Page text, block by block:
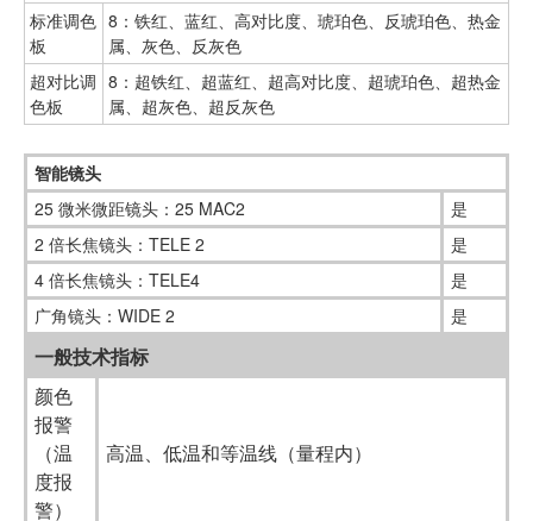
标准调色
板
8：铁红、蓝红、高对比度、琥珀色、反琥珀色、热金
属、灰色、反灰色
超对比调
色板
8：超铁红、超蓝红、超高对比度、超琥珀色、超热金
属、超灰色、超反灰色
智能镜头
25 微米微距镜头：25 MAC2
是
2 倍长焦镜头：TELE 2
是
4 倍长焦镜头：TELE4
是
广角镜头：WIDE 2
是
一般技术指标
颜色
报警
（温
度报
警）
高温、低温和等温线（量程内）